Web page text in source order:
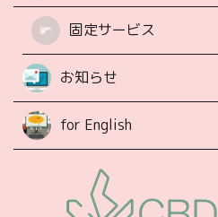
固定サービス
お知らせ
for English